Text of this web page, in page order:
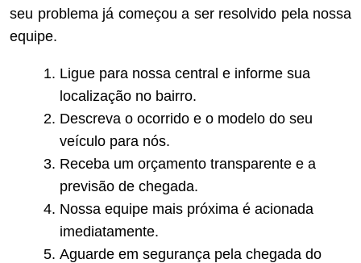
seu problema já começou a ser resolvido pela nossa
equipe.
Ligue para nossa central e informe sua
localização no bairro.
Descreva o ocorrido e o modelo do seu
veículo para nós.
Receba um orçamento transparente e a
previsão de chegada.
Nossa equipe mais próxima é acionada
imediatamente.
Aguarde em segurança pela chegada do